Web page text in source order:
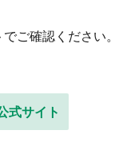
ご確認ください。
式サイト